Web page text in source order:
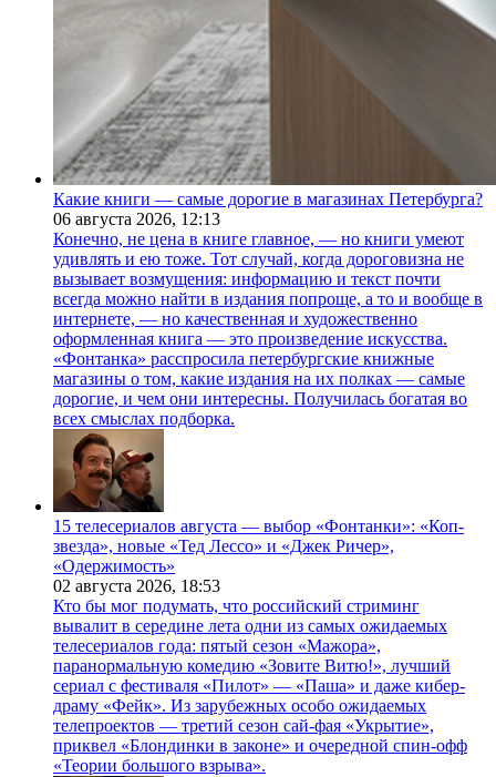
Какие книги — самые дорогие в магазинах Петербурга?
06 августа 2026, 12:13
Конечно, не цена в книге главное, — но книги умеют
удивлять и ею тоже. Тот случай, когда дороговизна не
вызывает возмущения: информацию и текст почти
всегда можно найти в издания попроще, а то и вообще в
интернете, — но качественная и художественно
оформленная книга — это произведение искусства.
«Фонтанка» расспросила петербургские книжные
магазины о том, какие издания на их полках — самые
дорогие, и чем они интересны. Получилась богатая во
всех смыслах подборка.
15 телесериалов августа — выбор «Фонтанки»: «Коп-
звезда», новые «Тед Лессо» и «Джек Ричер»,
«Одержимость»
02 августа 2026, 18:53
Кто бы мог подумать, что российский стриминг
вывалит в середине лета одни из самых ожидаемых
телесериалов года: пятый сезон «Мажора»,
паранормальную комедию «Зовите Витю!», лучший
сериал с фестиваля «Пилот» — «Паша» и даже кибер-
драму «Фейк». Из зарубежных особо ожидаемых
телепроектов — третий сезон сай-фая «Укрытие»,
приквел «Блондинки в законе» и очередной спин-офф
«Теории большого взрыва».